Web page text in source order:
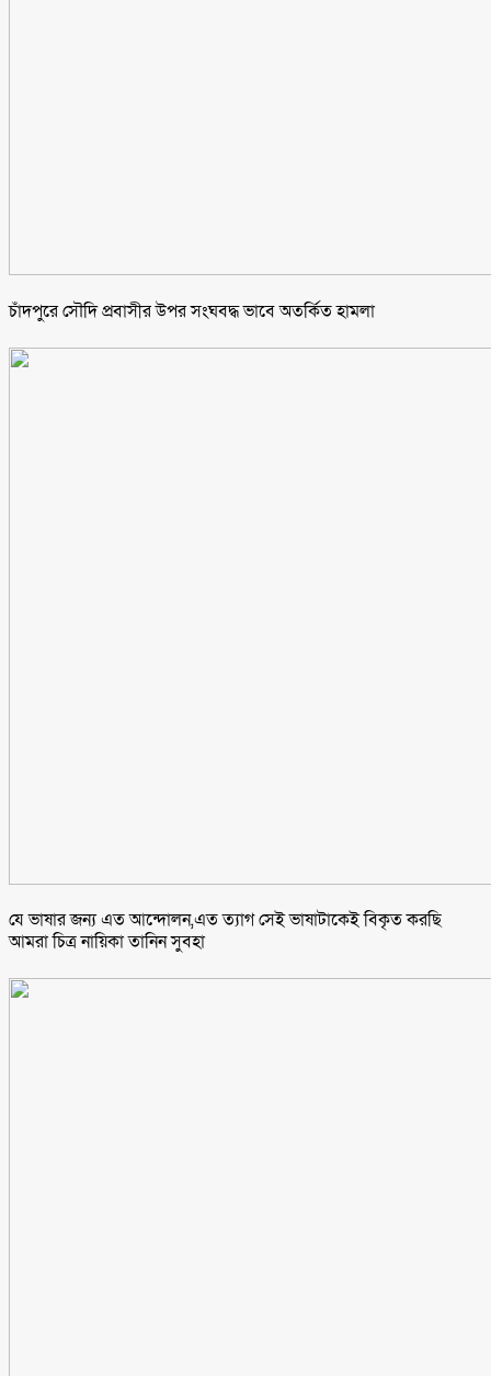
চাঁদপুরে সৌদি প্রবাসীর উপর সংঘবদ্ধ ভাবে অতর্কিত হামলা
যে ভাষার জন্য এত আন্দোলন,এত ত্যাগ সেই ভাষাটাকেই বিকৃত করছি
আমরা চিত্র নায়িকা তানিন সুবহা